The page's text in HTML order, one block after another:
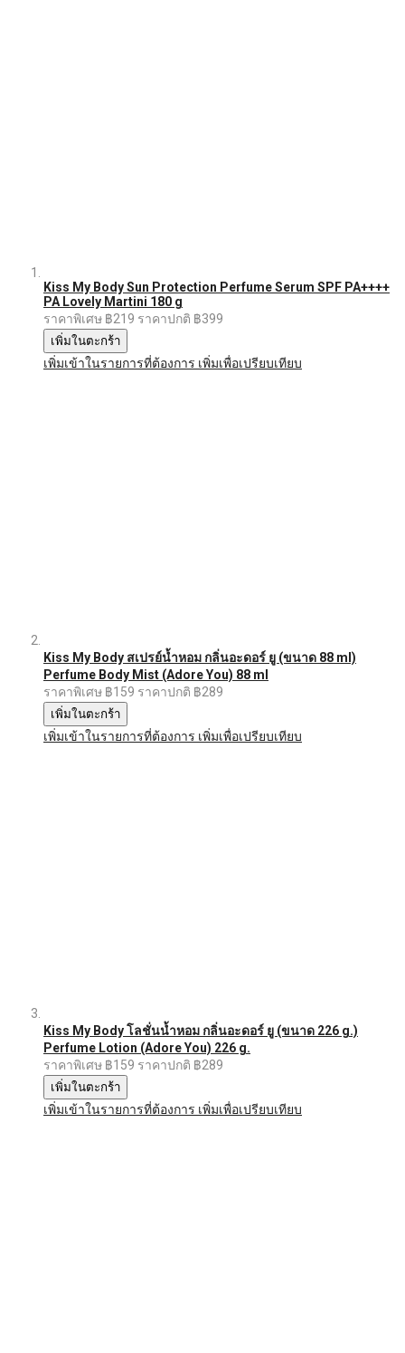
Kiss My Body Sun Protection Perfume Serum SPF PA++++
PA Lovely Martini 180 g
ราคาพิเศษ ฿219 ราคาปกติ ฿399
เพิ่มในตะกร้า
เพิ่มเข้าในรายการที่ต้องการ เพิ่มเพื่อเปรียบเทียบ
Kiss My Body สเปรย์น้ำหอม กลิ่นอะดอร์ ยู (ขนาด 88 ml)
Perfume Body Mist (Adore You) 88 ml
ราคาพิเศษ ฿159 ราคาปกติ ฿289
เพิ่มในตะกร้า
เพิ่มเข้าในรายการที่ต้องการ เพิ่มเพื่อเปรียบเทียบ
Kiss My Body โลชั่นน้ำหอม กลิ่นอะดอร์ ยู (ขนาด 226 g.)
Perfume Lotion (Adore You) 226 g.
ราคาพิเศษ ฿159 ราคาปกติ ฿289
เพิ่มในตะกร้า
เพิ่มเข้าในรายการที่ต้องการ เพิ่มเพื่อเปรียบเทียบ